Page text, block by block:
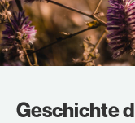
Geschichte